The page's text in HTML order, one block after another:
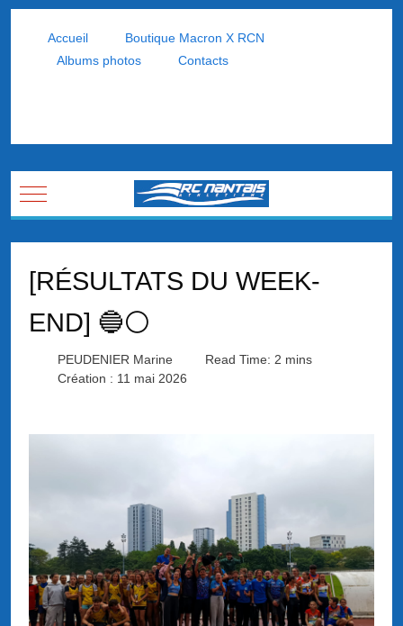
Accueil
Boutique Macron X RCN
Albums photos
Contacts
Mobile Menu Toggle
[RÉSULTATS DU WEEK-
END] 🔵⚪
PEUDENIER Marine
Read Time: 2 mins
Création : 11 mai 2026